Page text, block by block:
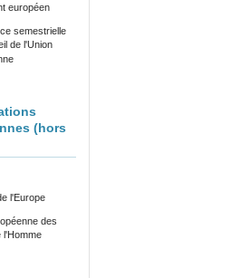
européen
semestrielle
de l'Union
(hors
l'Europe
des
l'Homme